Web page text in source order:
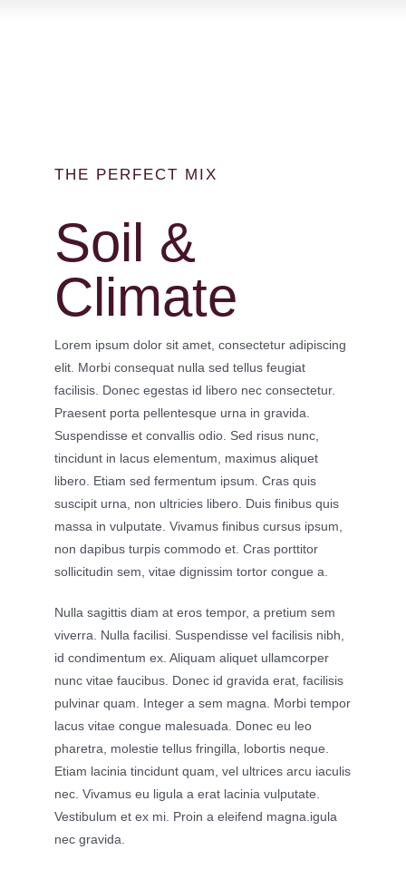
THE PERFECT MIX
Soil &
Climate
Lorem ipsum dolor sit amet, consectetur adipiscing
elit. Morbi consequat nulla sed tellus feugiat
facilisis. Donec egestas id libero nec consectetur.
Praesent porta pellentesque urna in gravida.
Suspendisse et convallis odio. Sed risus nunc,
tincidunt in lacus elementum, maximus aliquet
libero. Etiam sed fermentum ipsum. Cras quis
suscipit urna, non ultricies libero. Duis finibus quis
massa in vulputate. Vivamus finibus cursus ipsum,
non dapibus turpis commodo et. Cras porttitor
sollicitudin sem, vitae dignissim tortor congue a.
Nulla sagittis diam at eros tempor, a pretium sem
viverra. Nulla facilisi. Suspendisse vel facilisis nibh,
id condimentum ex. Aliquam aliquet ullamcorper
nunc vitae faucibus. Donec id gravida erat, facilisis
pulvinar quam. Integer a sem magna. Morbi tempor
lacus vitae congue malesuada. Donec eu leo
pharetra, molestie tellus fringilla, lobortis neque.
Etiam lacinia tincidunt quam, vel ultrices arcu iaculis
nec. Vivamus eu ligula a erat lacinia vulputate.
Vestibulum et ex mi. Proin a eleifend magna. igula
nec gravida.